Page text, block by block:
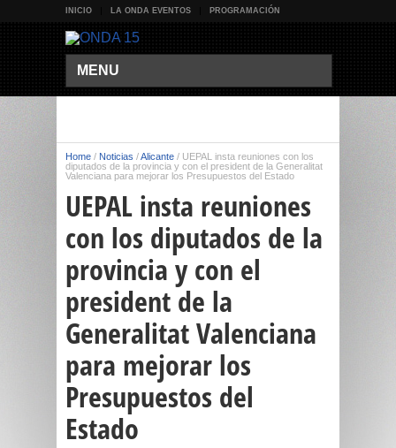
INICIO LA ONDA EVENTOS PROGRAMACIÓN
MENU
Home / Noticias /Alicante / UEPAL insta reuniones con los
diputados de la provincia y con el president de la Generalitat
Valenciana para mejorar los Presupuestos del Estado
UEPAL insta reuniones
con los diputados de la
provincia y con el
president de la
Generalitat Valenciana
para mejorar los
Presupuestos del
Estado